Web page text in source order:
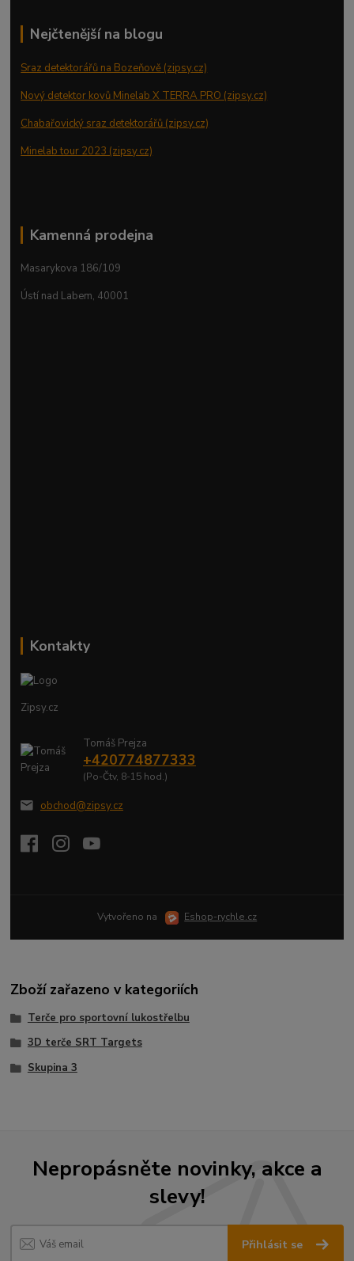
Nejčtenější na blogu
Sraz detektorářů na Bozeňově (zipsy.cz)
Nový detektor kovů Minelab X TERRA PRO (zipsy.cz)
Chabařovický sraz detektorářů (zipsy.cz)
Minelab tour 2023 (zipsy.cz)
Kamenná prodejna
Masarykova 186/109
Ústí nad Labem, 40001
Kontakty
Zipsy.cz
Tomáš Prejza
+420774877333
(Po-Čtv, 8-15 hod.)
obchod@zipsy.cz
Vytvořeno na Eshop-rychle.cz
Zboží zařazeno v kategoriích
Terče pro sportovní lukostřelbu
3D terče SRT Targets
Skupina 3
Nepropásněte novinky, akce a
slevy!
Přihlásit se